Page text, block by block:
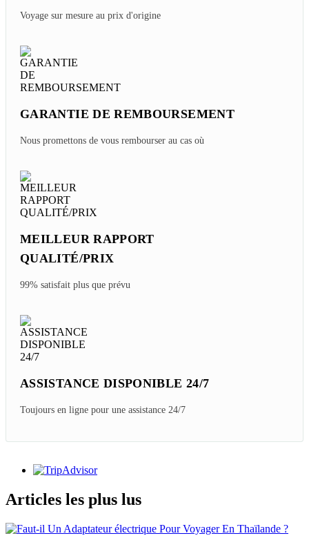
Voyage sur mesure au prix d'origine
GARANTIE DE REMBOURSEMENT
Nous promettons de vous rembourser au cas où
MEILLEUR RAPPORT
QUALITÉ/PRIX
99% satisfait plus que prévu
ASSISTANCE DISPONIBLE 24/7
Toujours en ligne pour une assistance 24/7
Articles les plus lus